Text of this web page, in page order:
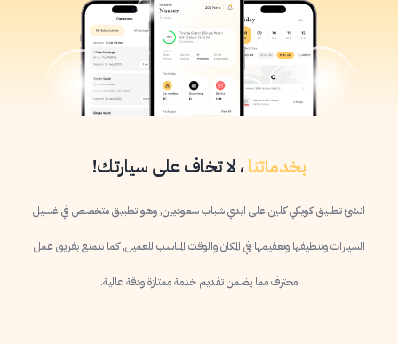
بخدماتنا، لا تخاف على سيارتك!
انشئ تطبيق كويكي كلين على ايدي شباب سعوديين, وهو تطبيق متخصص في غسيل
السيارات وتنظيفها وتعقيمها في المكان والوقت المناسب للعميل, كما نتمتع بفريق عمل
محترف مما يضمن تقديم خدمة ممتازة ودقة عالية.